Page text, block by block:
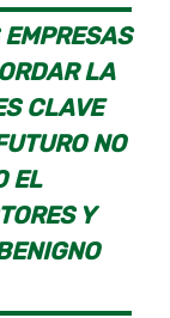
LA
CLAVE
NO
EL
Y